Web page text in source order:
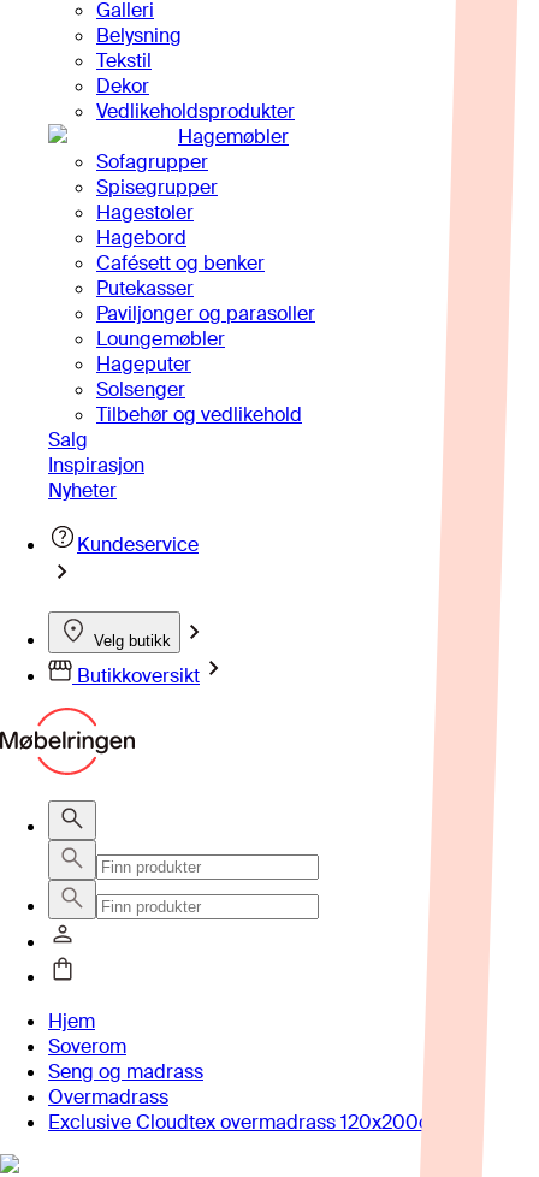
Galleri
Belysning
Tekstil
Dekor
Vedlikeholdsprodukter
Hagemøbler
Sofagrupper
Spisegrupper
Hagestoler
Hagebord
Cafésett og benker
Putekasser
Paviljonger og parasoller
Loungemøbler
Hageputer
Solsenger
Tilbehør og vedlikehold
Salg
Inspirasjon
Nyheter
Kundeservice
Velg butikk
Butikkoversikt
Hjem
Soverom
Seng og madrass
Overmadrass
Exclusive Cloudtex overmadrass 120x200cm